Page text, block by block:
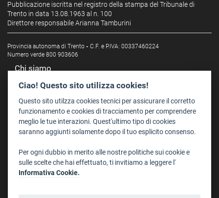
Pubblicazione iscritta nel registro della stampa del Tribunale di
Trento in data 13.08.1963 al n. 100
Direttore responsabile Arianna Tamburini
Provincia autonoma di Trento - C.F. e P.IVA: 00337460224
Numero verde 800 903606
Chi siamo
Redazione
Staff
Format - Centro Audiovisivi
Trentino Film Commission
Dove Siamo
Struttura di riferimento
Ciao! Questo sito utilizza cookies!
Questo sito utilzza cookies tecnici per assicurare il corretto
funzionamento e cookies di tracciamento per comprendere
meglio le tue interazioni. Quest'ultimo tipo di cookies
saranno aggiunti solamente dopo il tuo esplicito consenso.
Per ogni dubbio in merito alle nostre politiche sui cookie e
sulle scelte che hai effettuato, ti invitiamo a leggere l'
Informativa Cookie.